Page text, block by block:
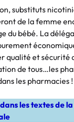
substituts
de la femme
du bébé. La
qualité et sécurité
de tous…les
les pharmacies !
les textes de